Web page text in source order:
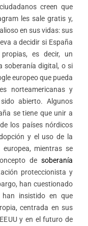
creen que
les sale gratis y,
en sus vidas: sus
a decidir si España
es decir, un
soberanía digital, o si
europeo que pueda
norteamericanas y
abierto. Algunos
se tiene que unir a
los países nórdicos
y el uso de la
mientras se
de soberanía
proteccionista y
han cuestionado
insistido en que
centrada en sus
y en el futuro de